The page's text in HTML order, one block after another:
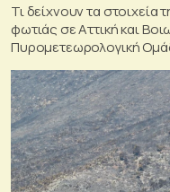
Τι δείχνουν τα
φωτιάς σε Αττική και
Πυρομετεωρολογική